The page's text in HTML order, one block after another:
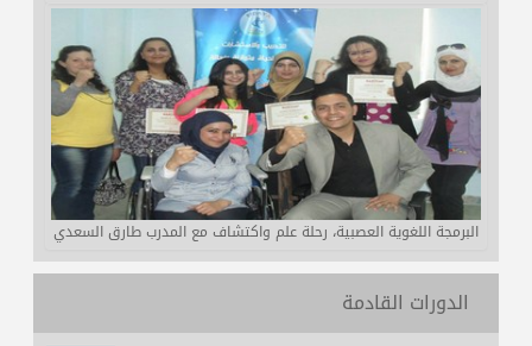
البرمجة اللغوية العصبية، رحلة علم واكتشاف مع المدرب طارق السعدي
الدورات القادمة